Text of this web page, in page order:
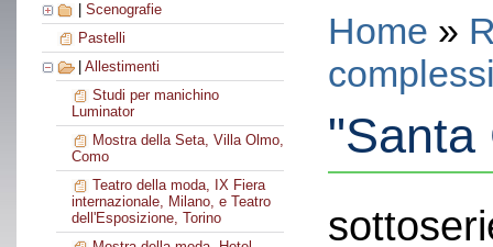
Scenografie
Pastelli
Allestimenti
Studi per manichino
Luminator
Mostra della Seta, Villa Olmo,
Como
Teatro della moda, IX Fiera
internazionale, Milano, e Teatro
dell'Esposizione, Torino
Home »
"Santa